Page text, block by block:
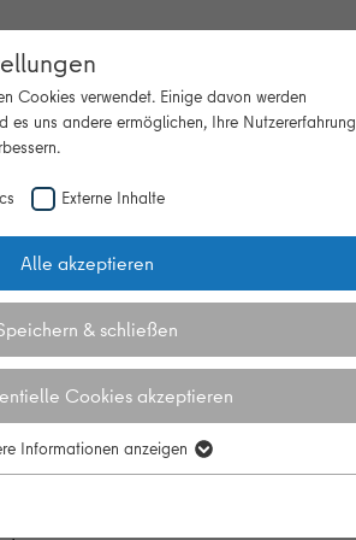
Themen
die
Cookies verwendet. Einige davon werden
es uns andere ermöglichen, Ihre Nutzererfahrung
Externe Inhalte
Alle akzeptieren
& schließen
Cookies akzeptieren
Informationen anzeigen